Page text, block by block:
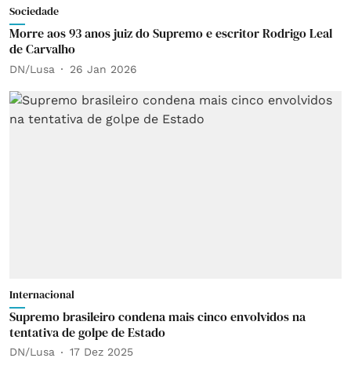
Sociedade
Morre aos 93 anos juiz do Supremo e escritor Rodrigo Leal
de Carvalho
DN/Lusa 26 Jan 2026
Internacional
Supremo brasileiro condena mais cinco envolvidos na
tentativa de golpe de Estado
DN/Lusa 17 Dez 2025